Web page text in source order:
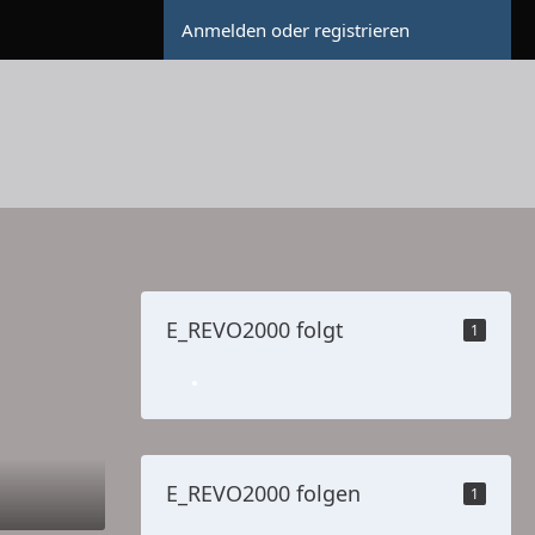
Anmelden oder registrieren
E_REVO2000 folgt 1
E_REVO2000 folgen 1